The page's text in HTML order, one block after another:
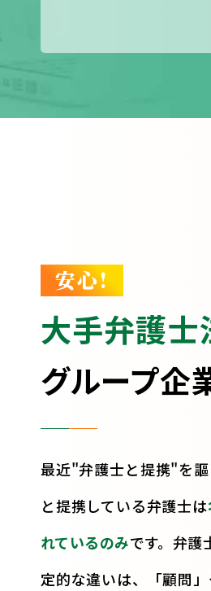
安心!
大手弁護士
グループ企
最近"弁護士と提携"を
と提携している弁護士は
れているのみです。弁護
定的な違いは、「顧問